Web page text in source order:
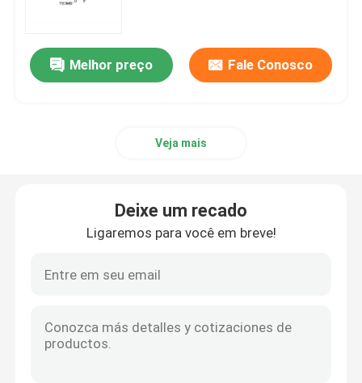
Reagentes de síntese de oligo
Melhor preço Fale Conosco
Veja mais
Deixe um recado
Ligaremos para você em breve!